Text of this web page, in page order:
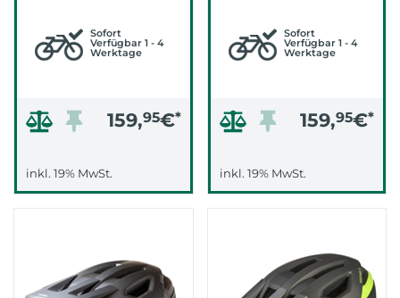
Sofort
Verfügbar 1 - 4
Werktage
159,95€*
inkl. 19% MwSt.
Sofort
Verfügbar 1 - 4
Werktage
159,95€*
inkl. 19% MwSt.